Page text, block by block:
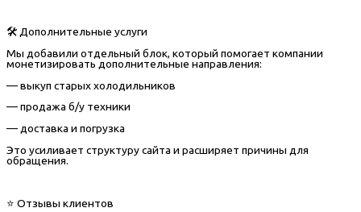
🛠️ Дополнительные услуги
Мы добавили отдельный блок, который помогает компании
монетизировать дополнительные направления:
— выкуп старых холодильников
— продажа б/у техники
— доставка и погрузка
Это усиливает структуру сайта и расширяет причины для
обращения.
⭐ Отзывы клиентов